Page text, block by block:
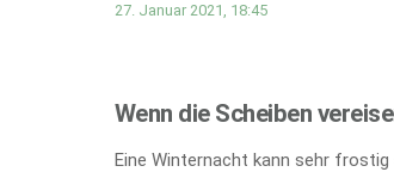
27. Januar 2021, 18:45
Wenn die Scheiben
Eine Winternacht kann sehr